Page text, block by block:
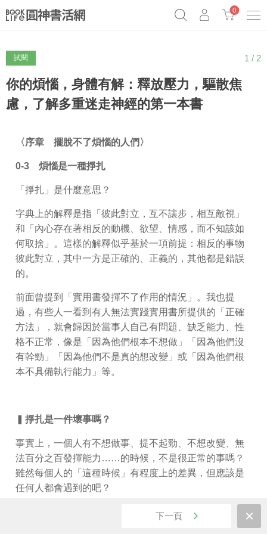
0
試閱 1 / 2
你的煩惱，身體有解：釋放壓力，驅散焦
慮，了解多重迷走神經的第一本書
〈序章 擺脫不了煩惱的人們〉
0-3 煩惱是一種掙扎
「掙扎」是什麼意思？
字典上的解釋是指「彼此對立，互不讓步，相互敵視」
和「內心存在著相反的動機、欲望、情感，而不知該如
何取捨」。這樣的解釋似乎基於一項前提：相反的事物
彼此對立，其中一方是正確的、正義的，其他都是錯誤
的。
前面曾提到「實用書發揮不了作用的情況」。我也提
過，有些人一看到有人無法實踐實用書所提供的「正確
方法」，就會歸因於當事人自己有問題、缺乏能力、性
格不正常，像是「因為他們根本不想做」「因為他們沒
有幹勁」「因為他們不是真的想改變」或「因為他們根
本不具備執行能力」等。
掙扎是一件壞事嗎？
事實上，一個人有不想做事、提不起勁、不想改變、無
法百分之百發揮能力……的時候，不是很正常的事嗎？
雖然每個人的「這種時候」有程度上的差異，但應該是
任何人都會遇到的吧？
至於「既想做，又不想做」「雖然不想做，但還是嘗試
看看」「既想堅持下去，又不想再堅持」「雖然不想堅
下一頁